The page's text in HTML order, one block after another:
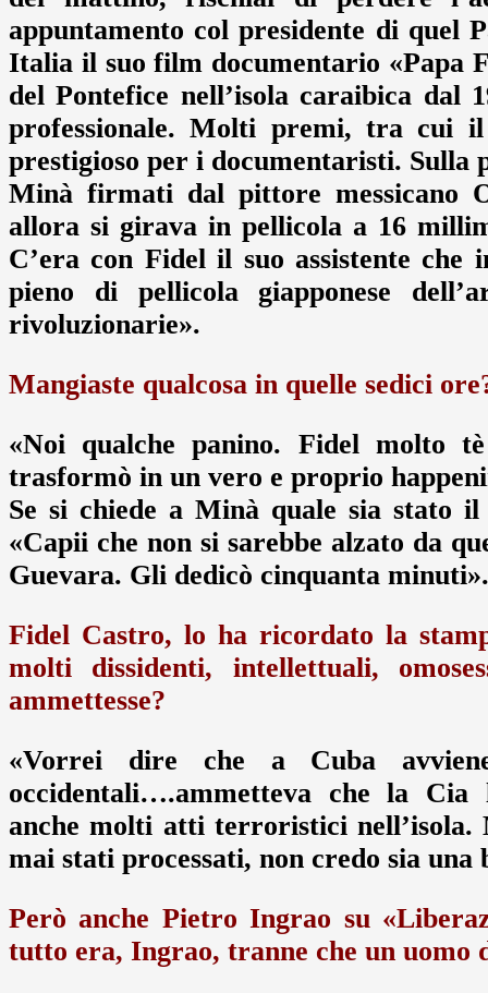
appuntamento col presidente di quel
Italia il suo film documentario «Papa
del Pontefice nell’isola caraibica dal
professionale. Molti premi, tra cui
prestigioso per i documentaristi.
Minà firmati dal pittore messicano
allora si girava in pellicola a 16
C’era con Fidel il suo assistente
pieno di pellicola giapponese
rivoluzionarie».
Mangiaste qualcosa in quelle sedici
«Noi qualche panino. Fidel molto
trasformò in un vero e proprio
Se si chiede a Minà quale sia stato
«Capii che non si sarebbe alzato da
Guevara. Gli dedicò cinquanta minuti».
Fidel Castro, lo ha ricordato la
molti dissidenti, intellettuali,
ammettesse?
«Vorrei dire che a Cuba
occidentali….ammetteva che la Cia
anche molti atti terroristici nell’isola.
mai stati processati, non credo sia
Però anche Pietro Ingrao su
tutto era, Ingrao, tranne che un